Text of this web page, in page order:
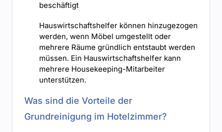
beschäftigt
Hauswirtschaftshelfer können hinzugezogen
werden, wenn Möbel umgestellt oder
mehrere Räume gründlich entstaubt werden
müssen. Ein Hauswirtschaftshelfer kann
mehrere Housekeeping-Mitarbeiter
unterstützen.
Was sind die Vorteile der
Grundreinigung im Hotelzimmer?